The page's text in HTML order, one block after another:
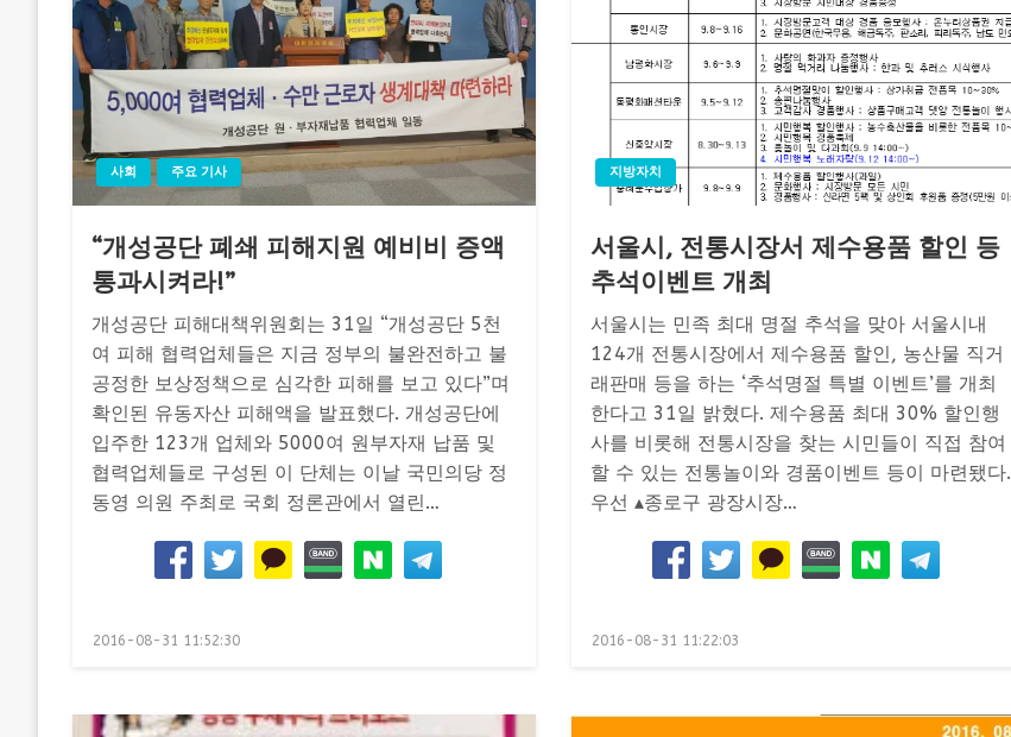
사회 주요 기사
“개성공단 폐쇄 피해지원 예비비 증액
통과시켜라!”
개성공단 피해대책위원회는 31일 “개성공단 5천
여 피해 협력업체들은 지금 정부의 불완전하고 불
공정한 보상정책으로 심각한 피해를 보고 있다”며
확인된 유동자산 피해액을 발표했다. 개성공단에
입주한 123개 업체와 5000여 원부자재 납품 및
협력업체들로 구성된 이 단체는 이날 국민의당 정
동영 의원 주최로 국회 정론관에서 열린…
Posted
2016-08-31 11:52:30
지방자치
서울시, 전통시장서 제수용품 할인 등
추석이벤트 개최
서울시는 민족 최대 명절 추석을 맞아 서울시내
124개 전통시장에서 제수용품 할인, 농산물 직거
래판매 등을 하는 ‘추석명절 특별 이벤트’를 개최
한다고 31일 밝혔다. 제수용품 최대 30% 할인행
사를 비롯해 전통시장을 찾는 시민들이 직접 참여
할 수 있는 전통놀이와 경품이벤트 등이 마련됐다.
우선 ▴종로구 광장시장…
Posted
2016-08-31 11:22:03